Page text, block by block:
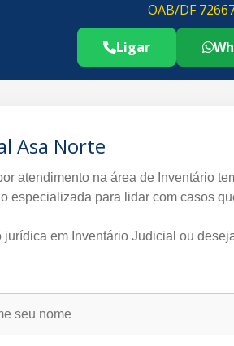
OAB/DF
Telefone
Ligar
Asa Norte
atendimento na área de Inventário
especializada para lidar com casos
em Inventário Judicial ou